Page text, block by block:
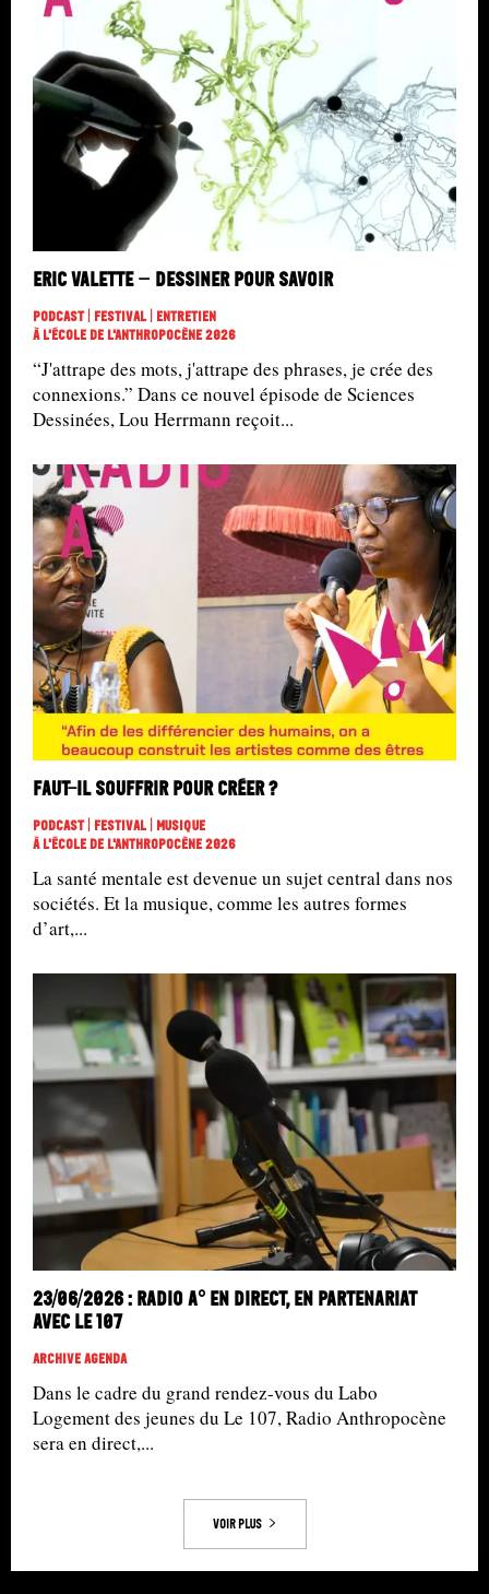
Eric Valette – Dessiner pour savoir
Podcast | Festival | Entretien
À L'école De L'Anthropocène 2026
“J'attrape des mots, j'attrape des phrases, je crée des
connexions.” Dans ce nouvel épisode de Sciences
Dessinées, Lou Herrmann reçoit...
Faut-il souffrir pour créer ?
Podcast | Festival | Musique
À L'école De L'Anthropocène 2026
La santé mentale est devenue un sujet central dans nos
sociétés. Et la musique, comme les autres formes
d’art,...
23/06/2026 : Radio A° en direct, en partenariat
avec le 107
Archive Agenda
Dans le cadre du grand rendez-vous du Labo
Logement des jeunes du Le 107, Radio Anthropocène
sera en direct,...
Voir plus